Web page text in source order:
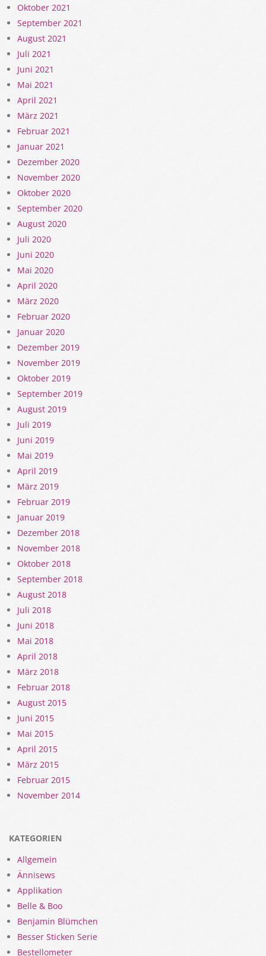
Oktober 2021
September 2021
August 2021
Juli 2021
Juni 2021
Mai 2021
April 2021
März 2021
Februar 2021
Januar 2021
Dezember 2020
November 2020
Oktober 2020
September 2020
August 2020
Juli 2020
Juni 2020
Mai 2020
April 2020
März 2020
Februar 2020
Januar 2020
Dezember 2019
November 2019
Oktober 2019
September 2019
August 2019
Juli 2019
Juni 2019
Mai 2019
April 2019
März 2019
Februar 2019
Januar 2019
Dezember 2018
November 2018
Oktober 2018
September 2018
August 2018
Juli 2018
Juni 2018
Mai 2018
April 2018
März 2018
Februar 2018
August 2015
Juni 2015
Mai 2015
April 2015
März 2015
Februar 2015
November 2014
KATEGORIEN
Allgemein
Ännisews
Applikation
Belle & Boo
Benjamin Blümchen
Besser Sticken Serie
Bestellometer